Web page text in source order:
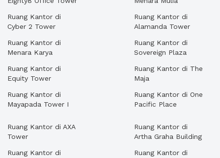
Ruang Kantor di
Cyber 2 Tower
Ruang Kantor di
Menara Karya
Ruang Kantor di
Equity Tower
Ruang Kantor di
Mayapada Tower I
Ruang Kantor di
Alamanda Tower
Ruang Kantor di
Sovereign Plaza
Ruang Kantor di The
Maja
Ruang Kantor di One
Pacific Place
Ruang Kantor di AXA
Tower
Ruang Kantor di
Ruang Kantor di
Artha Graha Building
Ruang Kantor di